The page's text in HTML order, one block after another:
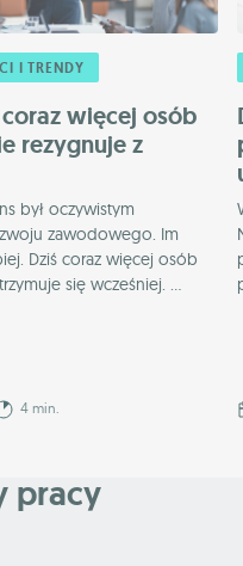
I TRENDY
więcej osób
rezygnuje z
był oczywistym
zawodowego. Im
Dziś coraz więcej osób
się wcześniej. ...
4 min.
pracy